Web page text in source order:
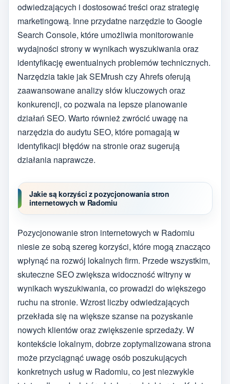
odwiedzających i dostosować treści oraz strategię
marketingową. Inne przydatne narzędzie to Google
Search Console, które umożliwia monitorowanie
wydajności strony w wynikach wyszukiwania oraz
identyfikację ewentualnych problemów technicznych.
Narzędzia takie jak SEMrush czy Ahrefs oferują
zaawansowane analizy słów kluczowych oraz
konkurencji, co pozwala na lepsze planowanie
działań SEO. Warto również zwrócić uwagę na
narzędzia do audytu SEO, które pomagają w
identyfikacji błędów na stronie oraz sugerują
działania naprawcze.
Jakie są korzyści z pozycjonowania stron
internetowych w Radomiu
Pozycjonowanie stron internetowych w Radomiu
niesie ze sobą szereg korzyści, które mogą znacząco
wpłynąć na rozwój lokalnych firm. Przede wszystkim,
skuteczne SEO zwiększa widoczność witryny w
wynikach wyszukiwania, co prowadzi do większego
ruchu na stronie. Wzrost liczby odwiedzających
przekłada się na większe szanse na pozyskanie
nowych klientów oraz zwiększenie sprzedaży. W
kontekście lokalnym, dobrze zoptymalizowana strona
może przyciągnąć uwagę osób poszukujących
konkretnych usług w Radomiu, co jest niezwykle